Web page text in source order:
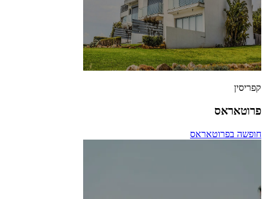
קפריסין
פרוטאראס
חופשה בפרוטאראס